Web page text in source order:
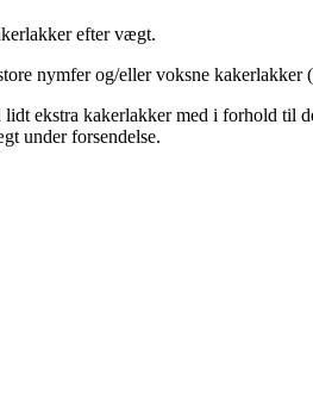
efter vægt.
nymfer og/eller voksne kakerlakker
lidt ekstra kakerlakker med i forhold til
under forsendelse.